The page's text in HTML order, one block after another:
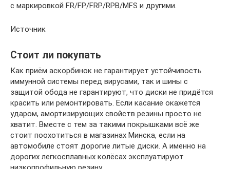
с маркировкой FR/FP/FRP/RPB/MFS и другими.
Источник
Стоит ли покупать
Как приём аскорбинок не гарантирует устойчивость
иммунной системы перед вирусами, так и шины с
защитой обода не гарантируют, что диски не придётся
красить или ремонтировать. Если касание окажется
ударом, амортизирующих свойств резины просто не
хватит. Вместе с тем за такими покрышками всё же
стоит поохотиться в магазинах Минска, если на
автомобиле стоят дорогие литые диски. А именно на
дорогих легкосплавных колёсах эксплуатируют